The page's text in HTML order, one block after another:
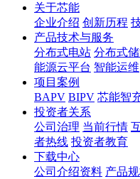
关于芯能
企业介绍 创新历程
产品技术与服务
分布式电站 分布式
能源云平台 智能运维
项目案例
BAPV BIPV 芯能智
投资者关系
公司治理 当前行情
者热线 投资者教育
下载中心
公司介绍资料 产品